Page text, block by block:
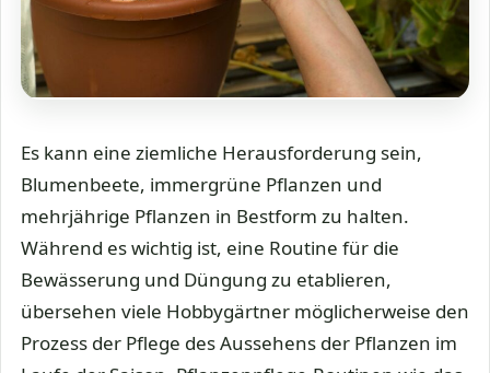
Es kann eine ziemliche Herausforderung sein,
Blumenbeete, immergrüne Pflanzen und
mehrjährige Pflanzen in Bestform zu halten.
Während es wichtig ist, eine Routine für die
Bewässerung und Düngung zu etablieren,
übersehen viele Hobbygärtner möglicherweise den
Prozess der Pflege des Aussehens der Pflanzen im